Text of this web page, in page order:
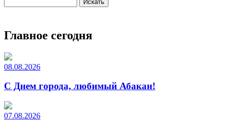
Главное сегодня
08.08.2026
С Днем города, любимый Абакан!
07.08.2026